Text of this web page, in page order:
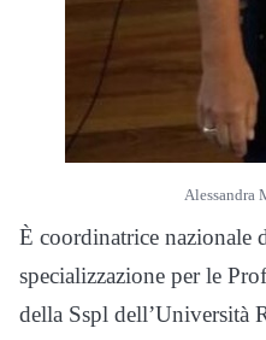
Alessandra
È coordinatrice nazionale
specializzazione per le
della Sspl dell’Università